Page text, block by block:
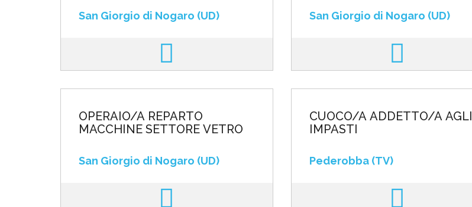
San Giorgio di Nogaro (UD) San Giorgio di Nogaro (UD)
OPERAIO/A REPARTO
MACCHINE SETTORE VETRO
San Giorgio di Nogaro (UD)
CUOCO/A ADDETTO/A AGLI
IMPASTI
Pederobba (TV)